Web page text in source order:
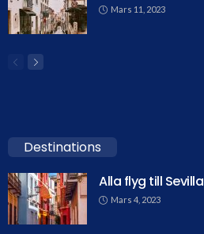
Mars 11, 2023
Destinations
Alla flyg till Sevilla
Mars 4, 2023